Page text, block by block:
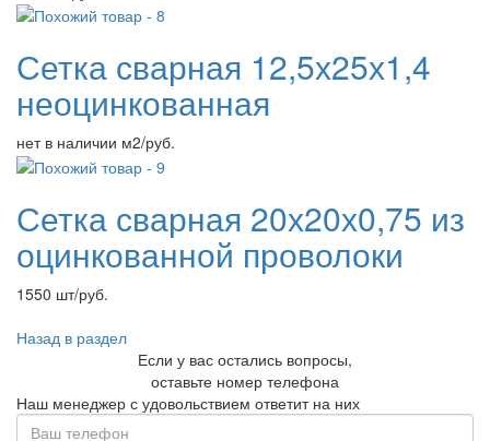
Сетка сварная 12,5х25х1,4
неоцинкованная
нет в наличии м2/руб.
Сетка сварная 20х20х0,75 из
оцинкованной проволоки
1550 шт/руб.
Назад в раздел
Если у вас остались вопросы,
оставьте номер телефона
Наш менеджер с удовольствием ответит на них